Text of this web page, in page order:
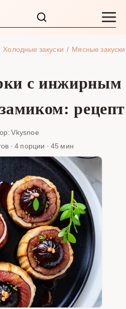
Холодные закуски Мясные закуски
с инжирным
рецепт
Vkysnoe
· 4 порции · 45 мин